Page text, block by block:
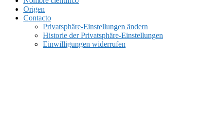
Origen
Contacto
Privatsphäre-Einstellungen ändern
Historie der Privatsphäre-Einstellungen
Einwilligungen widerrufen